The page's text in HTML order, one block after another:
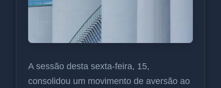
A sessão desta sexta-feira, 15,
consolidou um movimento de aversão ao